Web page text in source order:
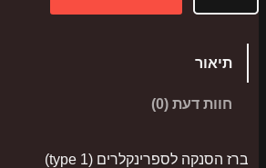
תיאור
חוות דעת (0)
ברז הסנקה לספרינקלרים (type 1)